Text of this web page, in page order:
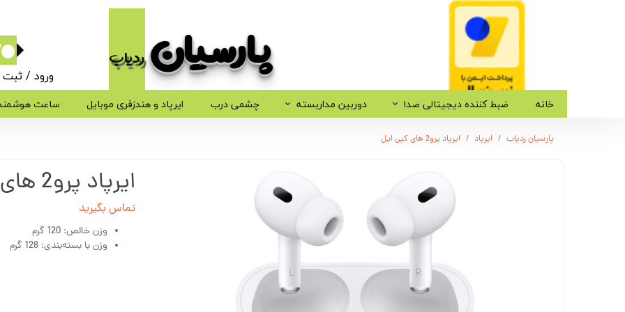
پارسیان​​​​​​​ردیاب
ورود /ثبت
حساب
خروج از
خانه ضبط کننده دیجیتالی صدا دوربین مداربسته چشمی درب ایرپاد و هندزفری موبایل ساعت
پارسیان ردیاب ایرپاد ایرپاد پرو2 های کپی اپل
ایرپاد پرو2 های کپی اپل
تماس بگیرید
وزن خالص: 120 گرم
وزن با بسته‌بندی: 128 گرم